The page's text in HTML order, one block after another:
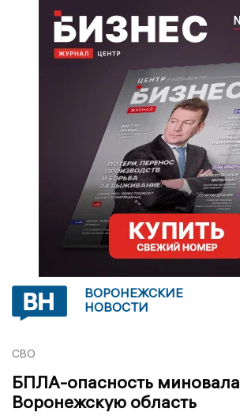
ВОРОНЕЖСКИЕ
НОВОСТИ
СВО
БПЛА-опасность миновала
Воронежскую область